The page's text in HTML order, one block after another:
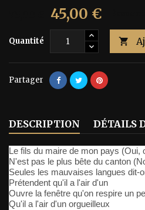
45,00 €
Quantité 
Partager
DESCRIPTION DÉTAILS
Le fils du maire de mon pays (Oui,
N'est pas le plus bête du canton
Seules les mauvaises langues dit-
Prétendent qu'il a l'air d'un
Ouvre la fenêtre qu'on respire un
Qu'il a l'air d'un orgueilleux